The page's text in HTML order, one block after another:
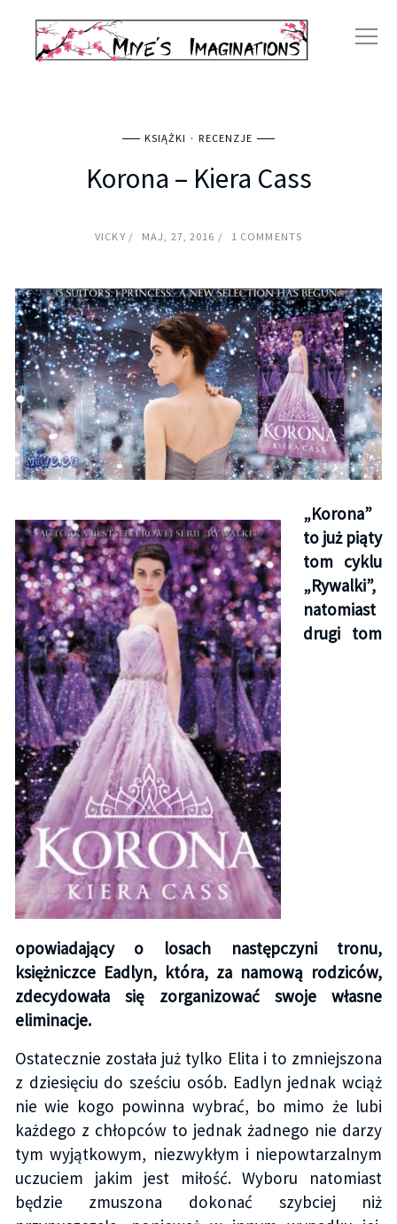
KSIĄŻKI RECENZJE
Korona – Kiera Cass
VICKY MAJ, 27, 2016 1 COMMENTS
„Korona”
to już piąty
tom cyklu
„Rywalki”,
natomiast
drugi tom
opowiadający o losach następczyni tronu,
księżniczce Eadlyn, która, za namową rodziców,
zdecydowała się zorganizować swoje własne
eliminacje.
Ostatecznie została już tylko Elita i to zmniejszona
z dziesięciu do sześciu osób. Eadlyn jednak wciąż
nie wie kogo powinna wybrać, bo mimo że lubi
każdego z chłopców to jednak żadnego nie darzy
tym wyjątkowym, niezwykłym i niepowtarzalnym
uczuciem jakim jest miłość. Wyboru natomiast
będzie zmuszona dokonać szybciej niż